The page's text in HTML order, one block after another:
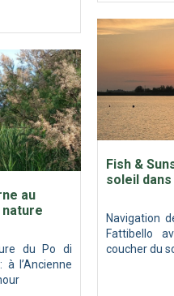
Fish &
soleil
Navigation
Fattibello
coucher du
au
du Po di
l’Ancienne